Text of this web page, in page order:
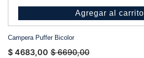
Agregar al carrito
Campera Puffer Bicolor
$ 4683,00 $ 6690,00